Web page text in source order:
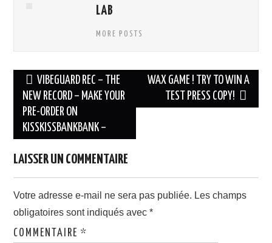
LAB
MORE POSTS
Navigation
des
articles
VIBEGUARD REC – THE
NEW RECORD – MAKE YOUR
PRE-ORDER ON
KISSKISSBANKBANK –
WAX GAME ! TRY TO WIN A
TEST PRESS COPY!
LAISSER UN COMMENTAIRE
Votre adresse e-mail ne sera pas publiée. Les champs
obligatoires sont indiqués avec*
COMMENTAIRE*